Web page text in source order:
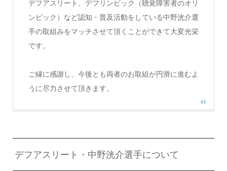
デフアスリート、デフリンピック（聴覚障害者のオリ
ンピック）など認知・普及活動をしている中野洸介選
手の取組みをマッチさせて頂くことができて大変光栄
です。
ご縁に感謝し、今後とも両者のお取組が円滑に進むよ
うに尽力させて頂きます。
デフアスリート・中野洸介選手について